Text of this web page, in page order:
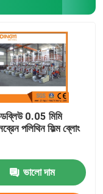
0.05 মিমি
পলিথিন ফিল্ম ব্লোং
ভালো দাম